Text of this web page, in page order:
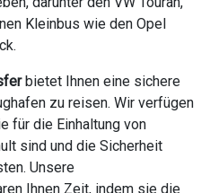
Kleinbus wie den Opel
bietet Ihnen eine sichere
zu reisen. Wir verfügen
für die Einhaltung von
sind und die Sicherheit
Unsere
Ihnen Zeit, indem sie die